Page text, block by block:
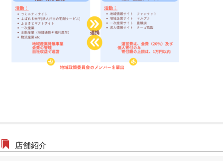
文化・伝統チャンネル
店舗紹介